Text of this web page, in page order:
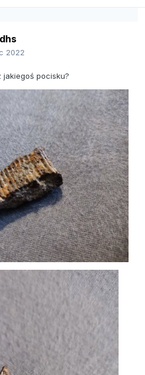
2022
jakiegoś pocisku?